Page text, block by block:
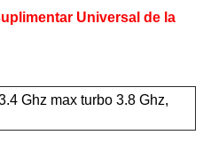
Universal de la
Ghz max turbo 3.8 Ghz,